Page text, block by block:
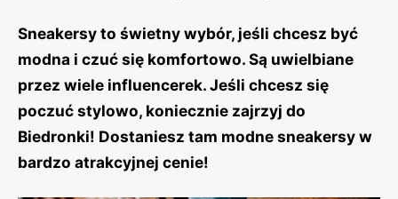
Sneakersy to świetny wybór, jeśli chcesz być
modna i czuć się komfortowo. Są uwielbiane
przez wiele influencerek. Jeśli chcesz się
poczuć stylowo, koniecznie zajrzyj do
Biedronki! Dostaniesz tam modne sneakersy w
bardzo atrakcyjnej cenie!